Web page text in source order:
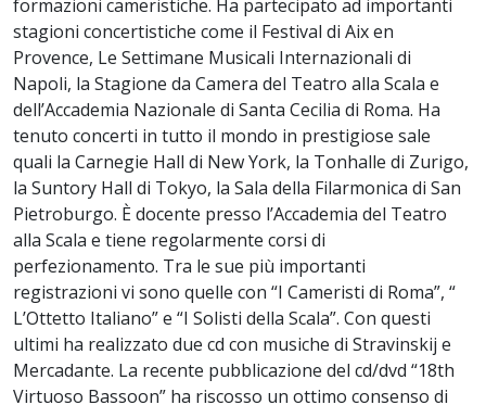
formazioni cameristiche. Ha partecipato ad importanti
stagioni concertistiche come il Festival di Aix en
Provence, Le Settimane Musicali Internazionali di
Napoli, la Stagione da Camera del Teatro alla Scala e
dell’Accademia Nazionale di Santa Cecilia di Roma. Ha
tenuto concerti in tutto il mondo in prestigiose sale
quali la Carnegie Hall di New York, la Tonhalle di Zurigo,
la Suntory Hall di Tokyo, la Sala della Filarmonica di San
Pietroburgo. È docente presso l’Accademia del Teatro
alla Scala e tiene regolarmente corsi di
perfezionamento. Tra le sue più importanti
registrazioni vi sono quelle con “I Cameristi di Roma”, “
L’Ottetto Italiano” e “I Solisti della Scala”. Con questi
ultimi ha realizzato due cd con musiche di Stravinskij e
Mercadante. La recente pubblicazione del cd/dvd “18th
Virtuoso Bassoon” ha riscosso un ottimo consenso di